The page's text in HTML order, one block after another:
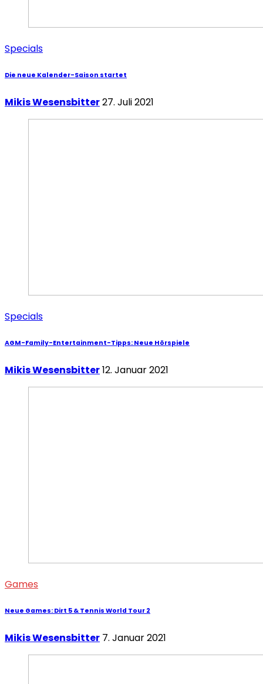
Specials
Die neue Kalender-Saison startet
Mikis Wesensbitter27. Juli 2021
Specials
AGM-Family-Entertainment-Tipps: Neue Hörspiele
Mikis Wesensbitter12. Januar 2021
Games
Neue Games: Dirt 5 & Tennis World Tour 2
Mikis Wesensbitter 7. Januar 2021